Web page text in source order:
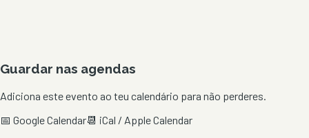
Guardar nas agendas
Adiciona este evento ao teu calendário para não perderes.
📅 Google Calendar📆 iCal / Apple Calendar